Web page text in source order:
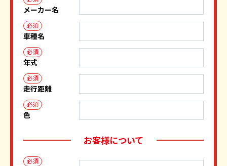
メーカー名
必須
車種名
必須
年式
必須
走行距離
必須
色
お客様について
必須